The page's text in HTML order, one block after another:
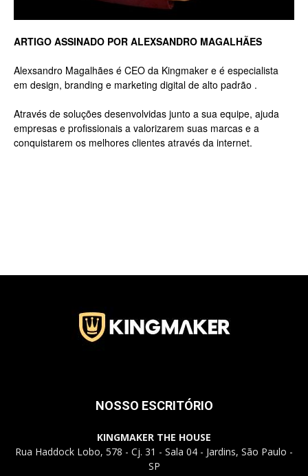
Haddock
–
ARTIGO ASSINADO POR ALEXSANDRO MAGALHÃES
Alexsandro Magalhães é CEO da Kingmaker e é especialista
em design, branding e marketing digital de alto padrão .
Através de soluções desenvolvidas junto a sua equipe, ajuda
empresas e profissionais a valorizarem suas marcas e a
conquistarem os melhores clientes através da internet.
NOSSO ESCRITÓRIO
KINGMAKER THE HOUSE
Rua Haddock Lobo, 578 - Cj. 31 - Sala 04 - Jardins, São Paulo -
SP